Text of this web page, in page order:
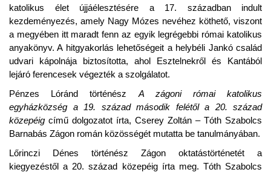
katolikus élet újjáélesztésére a 17. században indult
kezdeményezés, amely Nagy Mózes nevéhez köthető, viszont
a megyében itt maradt fenn az egyik legrégebbi római katolikus
anyakönyv. A hitgyakorlás lehetőségeit a helybéli Jankó család
udvari kápolnája biztosította, ahol Esztelnekről és Kantából
lejáró ferencesek végezték a szolgálatot.
Pénzes Lóránd történész A zágoni római katolikus
egyházközség a 19. század második felétől a 20. század
közepéig című dolgozatot írta, Cserey Zoltán – Tóth Szabolcs
Barnabás Zágon román közösségét mutatta be tanulmányában.
Lőrinczi Dénes történész Zágon oktatástörténetét a
kiegyezéstől a 20. század közepéig írta meg. Tóth Szabolcs